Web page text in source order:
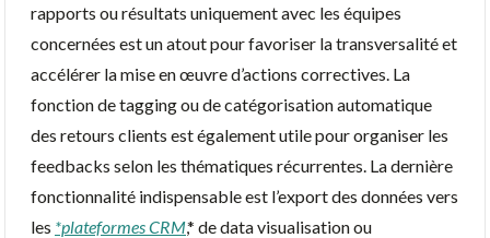
rapports ou résultats uniquement avec les équipes
concernées est un atout pour favoriser la transversalité et
accélérer la mise en œuvre d’actions correctives. La
fonction de tagging ou de catégorisation automatique
des retours clients est également utile pour organiser les
feedbacks selon les thématiques récurrentes. La dernière
fonctionnalité indispensable est l’export des données vers
les *plateformes CRM,* de data visualisation ou